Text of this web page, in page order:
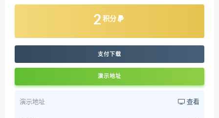
2 积分
支付下载
演示地址
演示地址 查看